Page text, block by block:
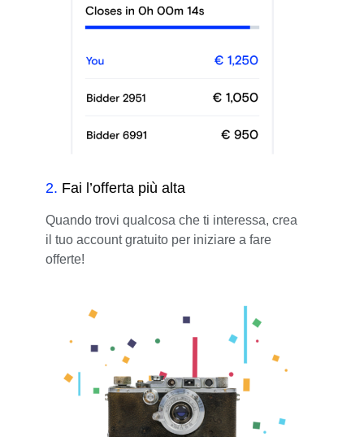
2. Fai l’offerta più alta
Quando trovi qualcosa che ti interessa, crea
il tuo account gratuito per iniziare a fare
offerte!